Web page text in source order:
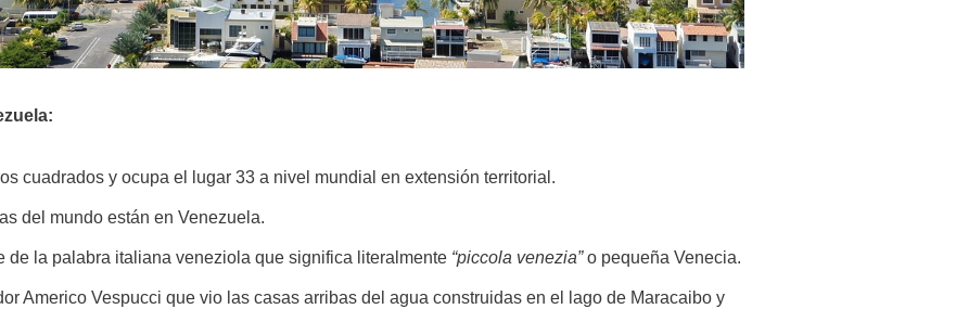
cuadrados y ocupa el lugar 33 a nivel mundial en extensión territorial.
del mundo están en Venezuela.
de la palabra italiana veneziola que significa literalmente “piccola venezia”o pequeña Venecia.
Americo Vespucci que vio las casas arribas del agua construidas en el lago de Maracaibo y